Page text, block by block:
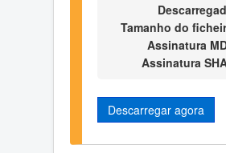
Tamanho do
Assinatura
Assinatura
Descarregar agora